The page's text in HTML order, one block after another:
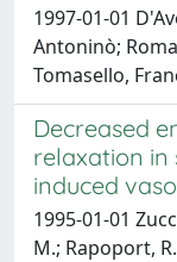
1997-01-01
Antoninò;
Tomasello,
Decreased
relaxation in
induced
1995-01-01
M.; Rapoport,